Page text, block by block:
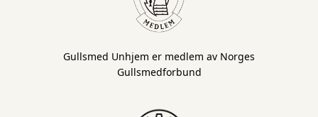
Gullsmed Unhjem er medlem av Norges
Gullsmedforbund